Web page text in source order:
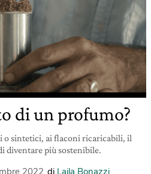
di un profumo?
sintetici, ai flaconi ricaricabili, il
diventare più sostenibile.
2022 di Laila Bonazzi